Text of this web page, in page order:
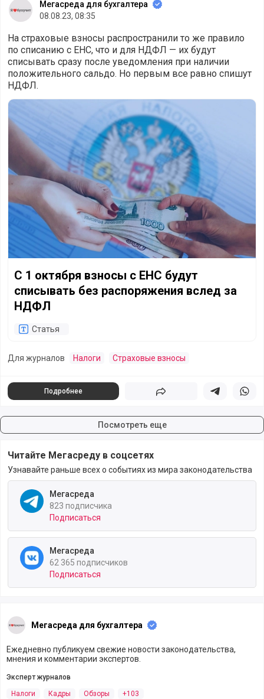
Мегасреда для бухгалтера
08.08.23, 08:35
На страховые взносы распространили то же правило
по списанию с ЕНС, что и для НДФЛ — их будут
списывать сразу после уведомления при наличии
положительного сальдо. Но первым все равно спишут
НДФЛ.
С 1 октября взносы с ЕНС будут списывать без
С 1 октября взносы с ЕНС будут
списывать без распоряжения вслед за
НДФЛ
Статья
Для журналов Налоги Страховые взносы
Подробнее Поделиться Поделиться в
Посмотреть еще
Читайте Мегасреду в соцсетях
Узнавайте раньше всех о событиях из мира законодательства
Мегасреда
823 подписчика
Подписаться
Мегасреда
62 365 подписчиков
Подписаться
Мегасреда для бухгалтера
Ежедневно публикуем свежие новости законодательства,
мнения и комментарии экспертов.
Эксперт журналов
Налоги
Кадры Обзоры +103